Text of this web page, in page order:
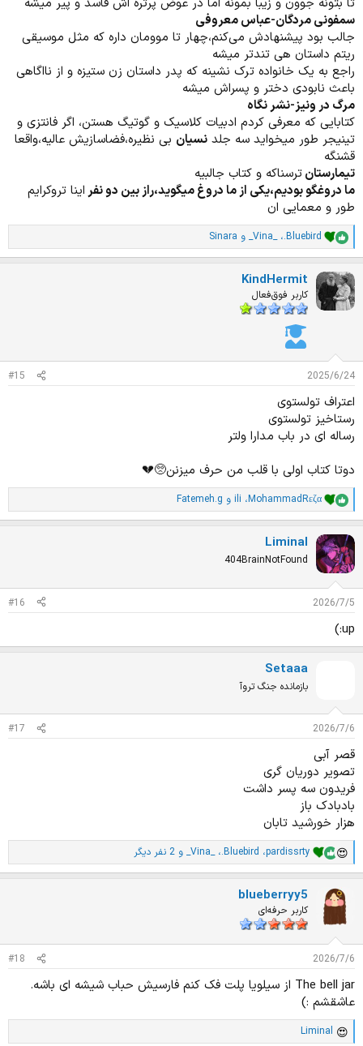
تا بتونه جوون و زیبا بمونه اما در عوض پرتره اش فاسد و پیر میشه
سمفونی مردگان-عباس معروفی
جالب بود پیشنهادش می‌کنم،چهار تا موومان داره که مثل موسیقی
ریتم داستان هی تندتر میشه
راجع به یک خانواده ترک نشینه که پدر داستان زن ستیزه و از نااگاهی
باعث نابودی دختر و پسراش میشه
مرگ در ونیز-نشر نگاه
کتابایی که معرفی کردم ادبیات کلاسیک و گوتیگ هستن، اگر فانتزی و
تینیجر طور میخواید سه جلد نسیان بی نظیره،فضاسازیش عالیه،واقعا
قشنگه
تیمارستانترسناکه و کتاب جالبیه
ما دروغگو بودیم،یکی از ما دروغ میگوید،راز بین دو نفراینا تروکرایم
طور و معمایی ان
ا
م
ت
ی
ا
ز
.Bluebird،_Vina_ و Sinara
KindHermit
کاربر فوق‌فعال
2025/6/24
#15
اعتراف تولستوی
رستاخیز تولستوی
رساله ای در باب مدارا ولتر
دوتا کتاب اولی با قلب من حرف میزنن🥺💔
ا
م
ت
ی
ا
ز
ت
:
MohammadRεζα، ili و Fatemeh.g
Liminal
404BrainNotFound
2026/7/5
#16
up:)
Setaaa
بازمانده جنگ تروآ
2026/7/6
#17
قصر آبی
تصویر دوریان گری
فریدون سه پسر داشت
بادبادک باز
هزار خورشید تابان
ا
م
ز
ت
:
pardissrty، .Bluebird،_Vina_ و 2 نفر دیگر
blueberryy5
کاربر حرفه‌ای
2026/7/6
#18
The bell jar از سیلویا پلت فک کنم فارسیش حباب شیشه ای باشه.
عاشقشم :)
ا
Liminal